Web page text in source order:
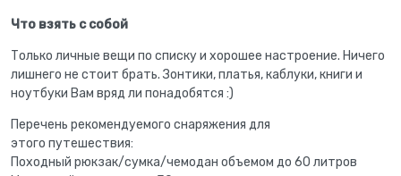
Что взять с собой
Только личные вещи по списку и хорошее настроение. Ничего
лишнего не стоит брать. Зонтики, платья, каблуки, книги и
ноутбуки Вам вряд ли понадобятся :)
Перечень рекомендуемого снаряжения для
этого путешествия:
Походный рюкзак/сумка/чемодан объемом до 60 литров